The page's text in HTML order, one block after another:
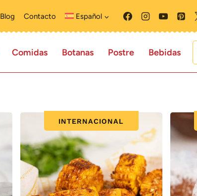
Blog Contacto Español
Comidas Botanas Postre Bebidas
INTERNACIONAL